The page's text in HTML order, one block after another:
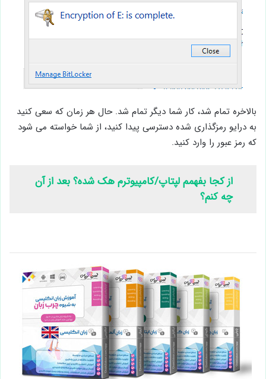
بالاخره تمام شد، کار شما دیگر تمام شد. حال هر زمان که سعی کنید
به درایو رمزگذاری شده دسترسی پیدا کنید، از شما خواسته می شود
که رمز عبور را وارد کنید.
از کجا بفهمم لپتاپ/کامپیوترم هک شده؟ بعد از آن
چه کنم؟